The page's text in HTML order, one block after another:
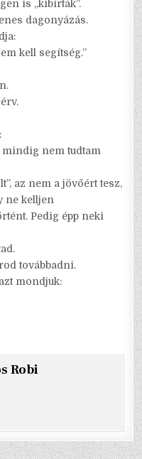
is „kibírták”.
dagonyázás.
kell segítség.”
mindig nem tudtam
az nem a jövőért tesz,
ne kelljen
Pedig épp neki
továbbadni.
mondjuk:
Robi